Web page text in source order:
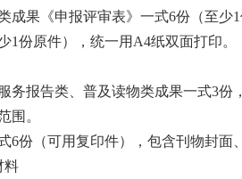
果《申报评审表》一式6份（至少1
1份原件），统一用A4纸双面打印。
报告类、普及读物类成果一式3份
围。
（可用复印件），包含刊物封面